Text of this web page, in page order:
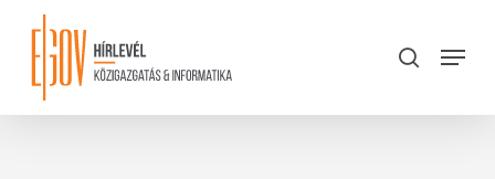
content
search
Menu
Close